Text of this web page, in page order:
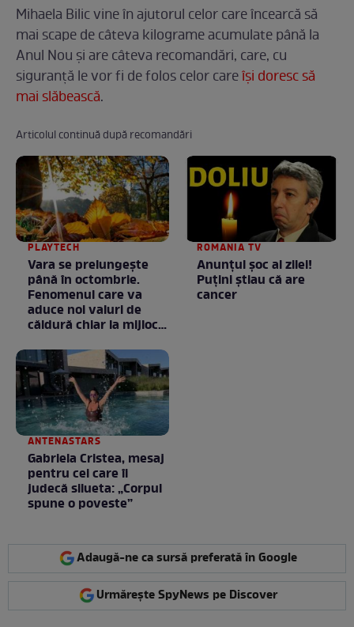
Mihaela Bilic vine în ajutorul celor care încearcă să
mai scape de câteva kilograme acumulate până la
Anul Nou și are câteva recomandări, care, cu
siguranță le vor fi de folos celor careîși doresc să
mai slăbească.
Articolul continuă după recomandări
PLAYTECH
Vara se prelungeşte
până în octombrie.
Fenomenul care va
aduce noi valuri de
căldură chiar la mijlocul
ROMANIA TV
Anunţul şoc al zilei!
Puţini ştiau că are
cancer
ANTENASTARS
Gabriela Cristea, mesaj
pentru cei care îi
judecă silueta: „Corpul
spune o poveste”
Adaugă-ne ca sursă preferată în Google
Urmărește SpyNews pe Discover